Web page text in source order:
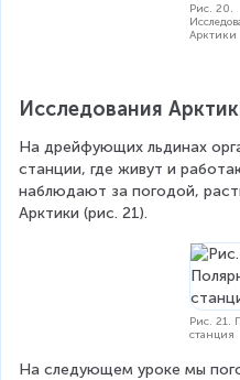
Рис. 20.
Арктики
Исследования
На дрейфующих льдинах
станции, где живут и
наблюдают за погодой,
Арктики (рис. 21).
Рис. 21.
станция
На следующем уроке мы